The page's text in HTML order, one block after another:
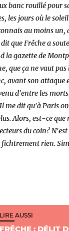
banc rouillé pour
les jours où le
au moins un,
que Frêche a
la gazette de
que ça ne vaut
avant son attaque
d'entre les
me dit qu'à Paris
Alors, est-ce que
du coin?
rien.
LIRE AUSSI
FRÊCHE : DÉLIT